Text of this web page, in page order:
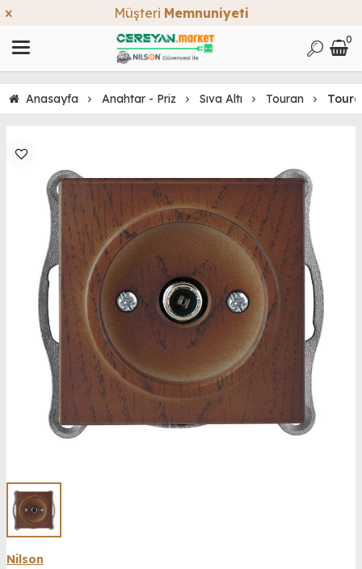
Müşteri Memnuniyeti
0
Anasayfa Anahtar - Priz Sıva Altı Touran
Nilson